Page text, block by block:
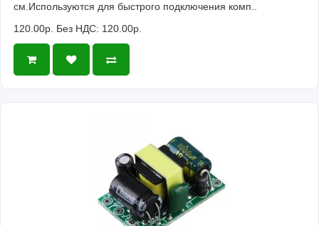
см.Используются для быстрого подключения комп..
120.00р. Без НДС: 120.00р.